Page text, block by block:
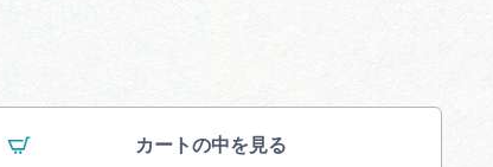
カートの中を見る